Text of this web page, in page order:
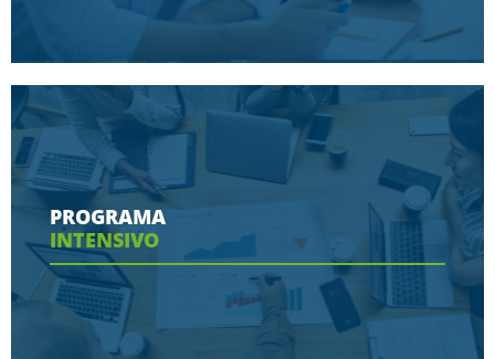
Conoce aquí las herramientas con las que
contaras en tu programa
Ver más
PROGRAMA
INTENSIVO